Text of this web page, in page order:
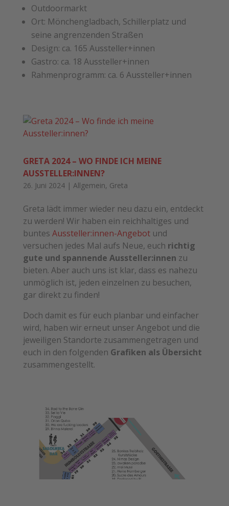
Outdoormarkt
Ort: Mönchengladbach, Schillerplatz und
seine angrenzenden Straßen
Design: ca. 165 Aussteller+innen
Gastro: ca. 18 Aussteller+innen
Rahmenprogramm: ca. 6 Aussteller+innen
GRETA 2024 – WO FINDE ICH MEINE
AUSSTELLER:INNEN?
26. Juni 2024| Allgemein, Greta
Greta lädt immer wieder neu dazu ein, entdeckt
zu werden! Wir haben ein reichhaltiges und
buntes Aussteller:innen-Angebotund
versuchen jedes Mal aufs Neue, euch richtig
gute und spannende Aussteller:innen zu
bieten. Aber auch uns ist klar, dass es nahezu
unmöglich ist, jeden einzelnen zu besuchen,
gar direkt zu finden!
Doch damit es für euch planbar und einfacher
wird, haben wir erneut unser Angebot und die
jeweiligen Standorte zusammengetragen und
euch in den folgenden Grafiken als Übersicht
zusammengestellt.